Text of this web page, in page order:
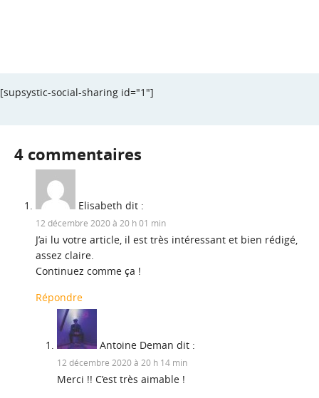
[supsystic-social-sharing id="1"]
4 commentaires
Elisabeth dit :
12 décembre 2020 à 20 h 01 min
J’ai lu votre article, il est très intéressant et bien rédigé,
assez claire.
Continuez comme ça !
Répondre
Antoine Deman dit :
12 décembre 2020 à 20 h 14 min
Merci !! C’est très aimable !